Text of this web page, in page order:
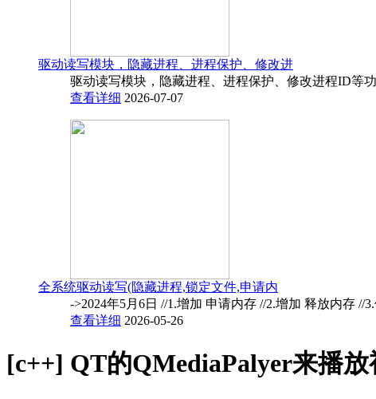
驱动读写模块，隐藏进程、进程保护、修改进
驱动读写模块，隐藏进程、进程保护、修改进程ID等
查看详细 2026-07-07
全系统驱动读写(隐藏进程,锁定文件,申请内
->2024年5月6日 //1.增加 申请内存 //2.增加 释放内存 //
查看详细 2026-05-26
[c++] QT的QMediaPalyer来播